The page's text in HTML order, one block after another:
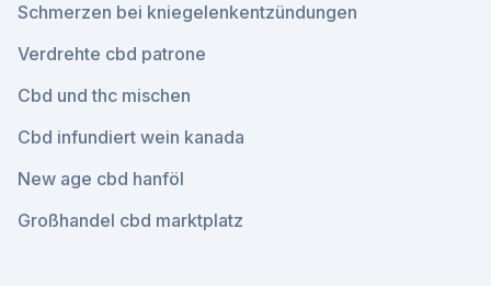
Schmerzen bei kniegelenkentzündungen
Verdrehte cbd patrone
Cbd und thc mischen
Cbd infundiert wein kanada
New age cbd hanföl
Großhandel cbd marktplatz